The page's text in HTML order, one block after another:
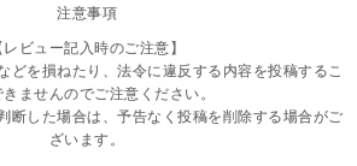
換について ご利用ガイド
検索
注意事項
レビュー記入時のご注意】
どを損ねたり、法令に違反する内容を投稿するこ
きませんのでご注意ください。
断した場合は、予告なく投稿を削除する場合がご
ざいます。